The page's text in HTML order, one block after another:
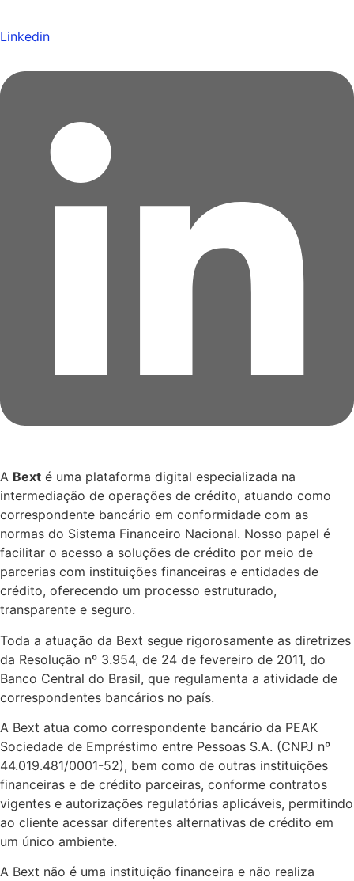
Linkedin
A Bext é uma plataforma digital especializada na
intermediação de operações de crédito, atuando como
correspondente bancário em conformidade com as
normas do Sistema Financeiro Nacional. Nosso papel é
facilitar o acesso a soluções de crédito por meio de
parcerias com instituições financeiras e entidades de
crédito, oferecendo um processo estruturado,
transparente e seguro.
Toda a atuação da Bext segue rigorosamente as diretrizes
da Resolução nº 3.954, de 24 de fevereiro de 2011, do
Banco Central do Brasil, que regulamenta a atividade de
correspondentes bancários no país.
A Bext atua como correspondente bancário da PEAK
Sociedade de Empréstimo entre Pessoas S.A. (CNPJ nº
44.019.481/0001-52), bem como de outras instituições
financeiras e de crédito parceiras, conforme contratos
vigentes e autorizações regulatórias aplicáveis, permitindo
ao cliente acessar diferentes alternativas de crédito em
um único ambiente.
A Bext não é uma instituição financeira e não realiza